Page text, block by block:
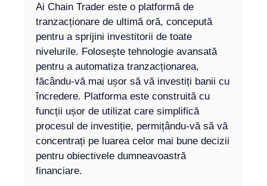
Ai Chain Trader este o platformă de
tranzacționare de ultimă oră, concepută
pentru a sprijini investitorii de toate
nivelurile. Folosește tehnologie avansată
pentru a automatiza tranzacționarea,
făcându-vă mai ușor să vă investiți banii cu
încredere. Platforma este construită cu
funcții ușor de utilizat care simplifică
procesul de investiție, permițându-vă să vă
concentrați pe luarea celor mai bune decizii
pentru obiectivele dumneavoastră
financiare.